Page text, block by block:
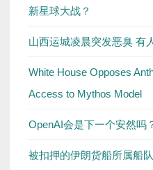
新星球大战？
山西运城凌晨突发恶臭 有
White House Opposes
Access to Mythos Model
OpenAI会是下一个安然吗
被扣押的伊朗货船所属船